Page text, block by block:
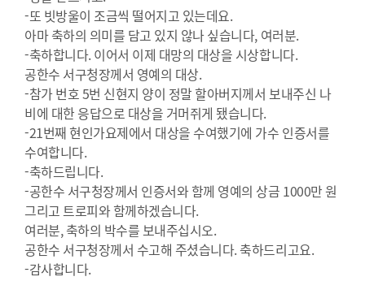
-또 빗방울이 조금씩 떨어지고 있는데요.
아마 축하의 의미를 담고 있지 않나 싶습니다, 여러분.
-축하합니다. 이어서 이제 대망의 대상을 시상합니다.
공한수 서구청장께서 영예의 대상.
-참가 번호 5번 신현지 양이 정말 할아버지께서 보내주신 나
비에 대한 응답으로 대상을 거머쥐게 됐습니다.
-21번째 현인가요제에서 대상을 수여했기에 가수 인증서를
수여합니다.
-축하드립니다.
-공한수 서구청장께서 인증서와 함께 영예의 상금 1000만 원
그리고 트로피와 함께하겠습니다.
여러분, 축하의 박수를 보내주십시오.
공한수 서구청장께서 수고해 주셨습니다. 축하드리고요.
-감사합니다.